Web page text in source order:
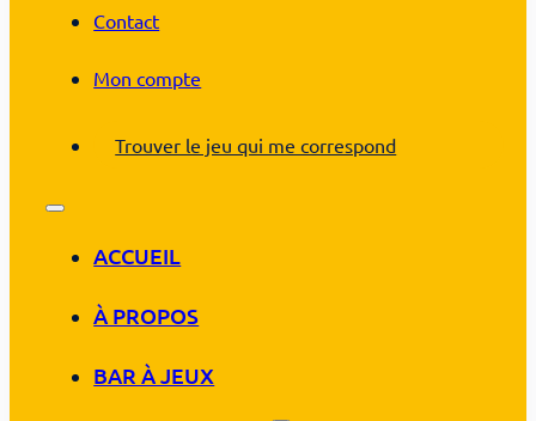
Contact
Mon compte
Trouver le jeu qui me correspond
ACCUEIL
À PROPOS
BAR À JEUX